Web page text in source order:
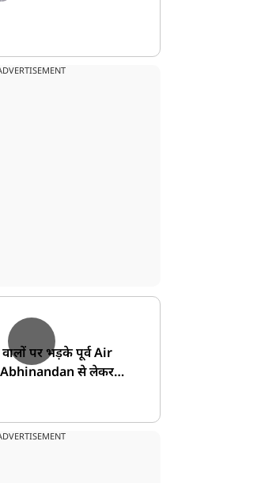
पर भड़के पूर्व Air
से लेकर